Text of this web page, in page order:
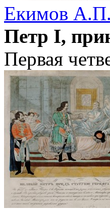
Екимов А.П.
Петр I,
Первая